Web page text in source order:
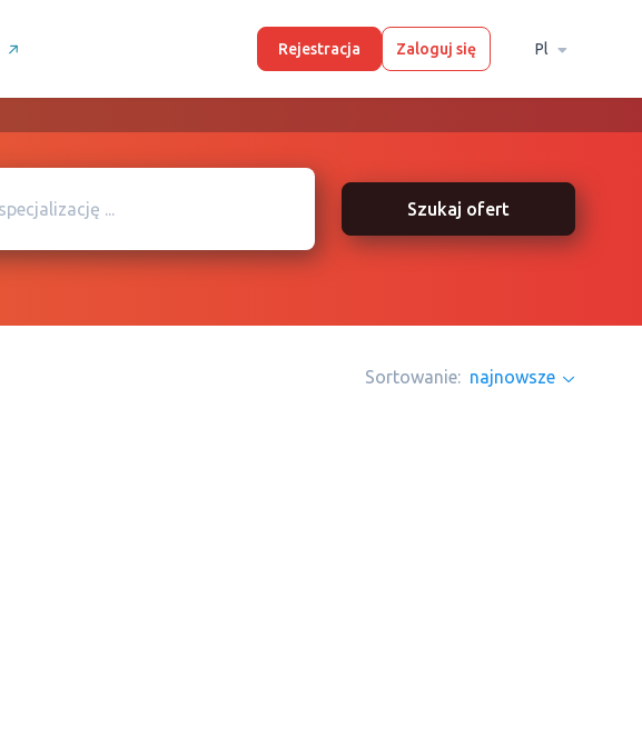
Rejestracja Zaloguj się Pl
Szukaj ofert
Sortowanie: najnowsze